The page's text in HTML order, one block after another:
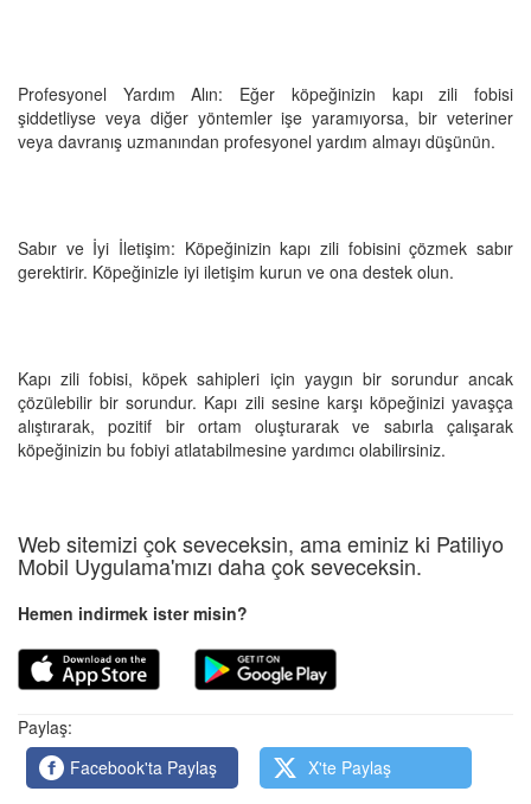
Profesyonel Yardım Alın: Eğer köpeğinizin kapı zili fobisi
şiddetliyse veya diğer yöntemler işe yaramıyorsa, bir veteriner
veya davranış uzmanından profesyonel yardım almayı düşünün.
Sabır ve İyi İletişim: Köpeğinizin kapı zili fobisini çözmek sabır
gerektirir. Köpeğinizle iyi iletişim kurun ve ona destek olun.
Kapı zili fobisi, köpek sahipleri için yaygın bir sorundur ancak
çözülebilir bir sorundur. Kapı zili sesine karşı köpeğinizi yavaşça
alıştırarak, pozitif bir ortam oluşturarak ve sabırla çalışarak
köpeğinizin bu fobiyi atlatabilmesine yardımcı olabilirsiniz.
Web sitemizi çok seveceksin, ama eminiz ki Patiliyo
Mobil Uygulama'mızı daha çok seveceksin.
Hemen indirmek ister misin?
Paylaş:
Facebook'ta Paylaş
X'te Paylaş